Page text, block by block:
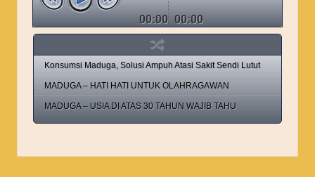
00:00 00:00
Konsumsi Maduga, Solusi Ampuh Atasi Sakit Sendi Lutut
MADUGA – HATI HATI UNTUK OLAHRAGAWAN
MADUGA – USIA DI ATAS 30 TAHUN WAJIB TAHU